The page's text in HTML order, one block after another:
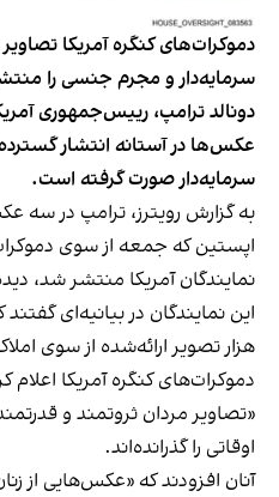
دموکرات‌های کنگره آمریکا
سرمایه‌دار و مجرم جنسی را منتشر
دونالد ترامپ، رییس‌جمهوری
عکس‌ها در آستانه انتشار
سرمایه‌دار صورت گرفته است.
اپستین که جمعه از سوی
نمایندگان آمریکا منتشر شد،
هزار تصویر ارائه‌شده از سوی
دموکرات‌های کنگره آمریکا
«تصاویر مردان ثروتمند و
اوقاتی را گذرانده‌اند.
آنان افزودند که «عکس‌هایی از